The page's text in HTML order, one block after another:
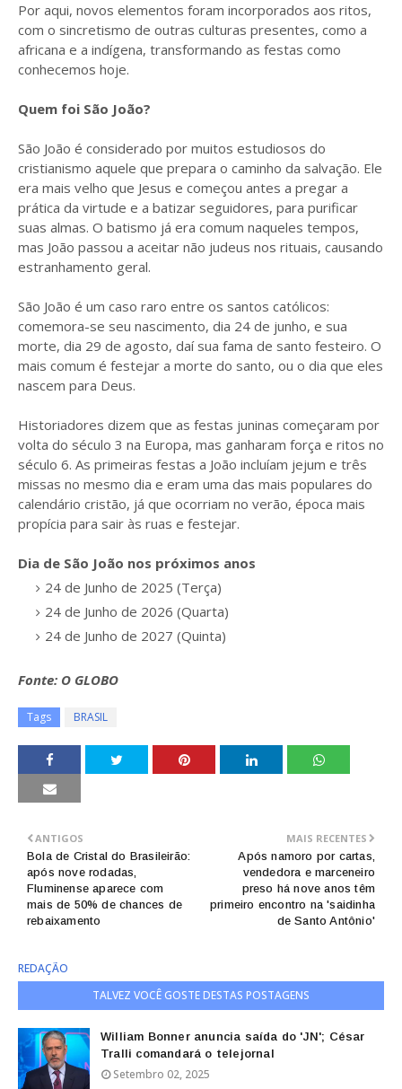
Por aqui, novos elementos foram incorporados aos ritos,
com o sincretismo de outras culturas presentes, como a
africana e a indígena, transformando as festas como
conhecemos hoje.
Quem foi São João?
São João é considerado por muitos estudiosos do
cristianismo aquele que prepara o caminho da salvação. Ele
era mais velho que Jesus e começou antes a pregar a
prática da virtude e a batizar seguidores, para purificar
suas almas. O batismo já era comum naqueles tempos,
mas João passou a aceitar não judeus nos rituais, causando
estranhamento geral.
São João é um caso raro entre os santos católicos:
comemora-se seu nascimento, dia 24 de junho, e sua
morte, dia 29 de agosto, daí sua fama de santo festeiro. O
mais comum é festejar a morte do santo, ou o dia que eles
nascem para Deus.
Historiadores dizem que as festas juninas começaram por
volta do século 3 na Europa, mas ganharam força e ritos no
século 6. As primeiras festas a João incluíam jejum e três
missas no mesmo dia e eram uma das mais populares do
calendário cristão, já que ocorriam no verão, época mais
propícia para sair às ruas e festejar.
Dia de São João nos próximos anos
24 de Junho de 2025 (Terça)
24 de Junho de 2026 (Quarta)
24 de Junho de 2027 (Quinta)
Fonte: O GLOBO
Tags BRASIL
MAIS RECENTES
Após namoro por cartas,
vendedora e marceneiro
preso há nove anos têm
primeiro encontro na 'saidinha
de Santo Antônio'
ANTIGOS
Bola de Cristal do Brasileirão:
após nove rodadas,
Fluminense aparece com
mais de 50% de chances de
rebaixamento
REDAÇÃO
TALVEZ VOCÊ GOSTE DESTAS POSTAGENS
William Bonner anuncia saída do 'JN'; César
Tralli comandará o telejornal
Setembro 02, 2025